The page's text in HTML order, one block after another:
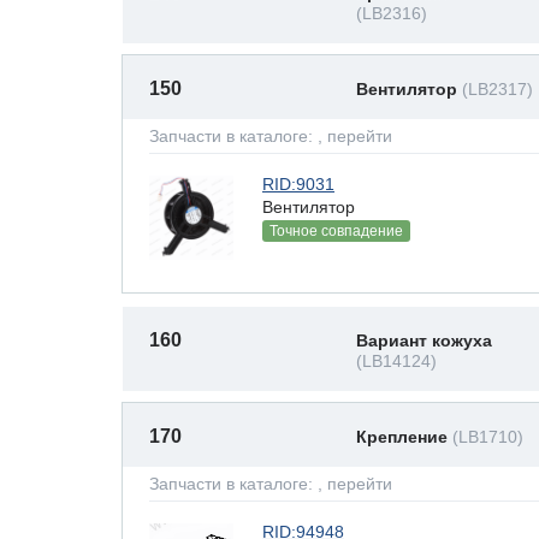
(LB2316)
150 Вентилятор (LB2317)
Запчасти в каталоге: , перейти
RID:9031
Вентилятор
Точное совпадение
160
Вариант кожуха
(LB14124)
170 Крепление (LB1710)
Запчасти в каталоге: , перейти
RID:94948